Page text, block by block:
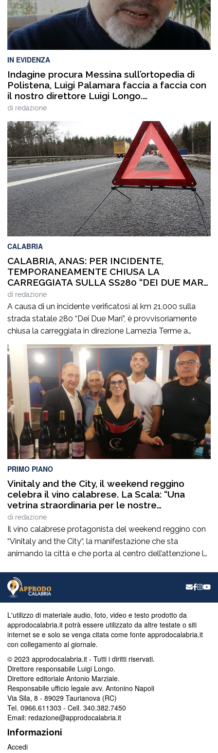
IN EVIDENZA
Indagine procura Messina sull’ortopedia di
Polistena, Luigi Palamara faccia a faccia con
il nostro direttore Luigi Longo.
VIDEOINTERVISTA
di redazione
CALABRIA
CALABRIA, ANAS: PER INCIDENTE,
TEMPORANEAMENTE CHIUSA LA
CARREGGIATA SULLA SS280 “DEI DUE MARI”,
IN DIREZIONE LAMEZIA TERME
di redazione
A causa di un incidente verificatosi al km 21,000 sulla
strada statale 280 “Dei Due Mari”, è provvisoriamente
chiusa la carreggiata in direzione Lamezia Terme a
Marcellinara (CZ). Il sinistro, le cui cause sono in corso di
accertamento, ha coinvolto un mezzo pesante e un
veicolo leggero provocando il ferimento di cinque
persone. Il traffico […]
PRIMO PIANO
Vinitaly and the City, il weekend reggino
celebra il vino calabrese. La Scala: “Una
vetrina straordinaria per le nostre
eccellenze”
di redazione
Il vino calabrese protagonista del weekend reggino con
“Vinitaly and the City“, la manifestazione che sta
animando la città e che porta al centro dell’attenzione le
che incrocia promozione, cultura, turismo e
valorizzazione delle produzioni locali e che raccoglie il
plauso del consigliere comunaleRocco La Scala. “È una
manifestazione […]
L'utilizzo di materiale audio, foto, video e testo prodotto da
approdocalabria.it potrà essere utilizzato da altre testate o siti
internet se e solo se venga citata come fonte approdocalabria.it
con collegamento al giornale.
© 2023 approdocalabria.it - Tutti i diritti riservati.
Direttore responsabile Luigi Longo.
Direttore editoriale Antonio Marziale.
Responsabile ufficio legale avv. Antonino Napoli
Via Sila, 8 - 89029 Taurianova (RC)
Tel. 0966.611303 - Cell. 340.382.7450
Email: redazione@approdocalabria.it
Informazioni
Accedi